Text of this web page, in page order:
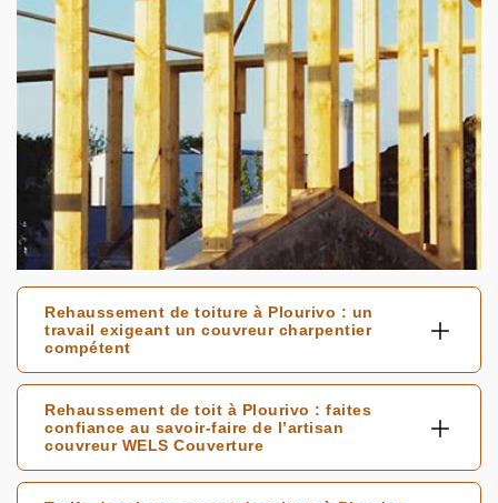
Rehaussement de toiture à Plourivo : un
travail exigeant un couvreur charpentier
compétent
Rehaussement de toit à Plourivo : faites
confiance au savoir-faire de l’artisan
couvreur WELS Couverture